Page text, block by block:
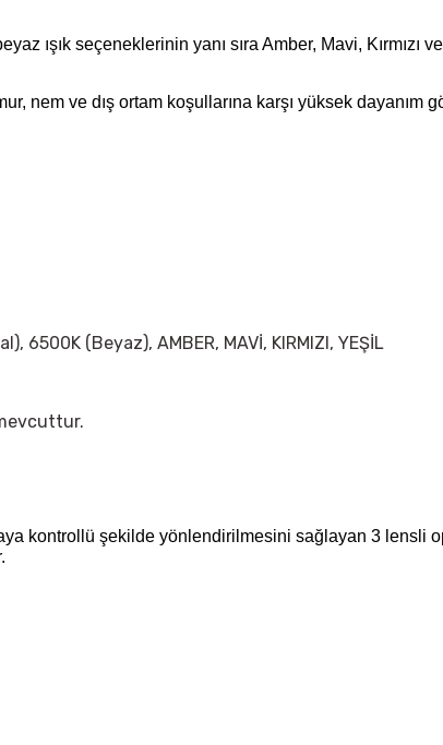
ışık seçeneklerinin yanı sıra Amber, Mavi,
nem ve dış ortam koşullarına karşı yüksek
6500K (Beyaz), AMBER, MAVİ, KIRMIZI, YEŞİL
kontrollü şekilde yönlendirilmesini sağlayan 3 lensli